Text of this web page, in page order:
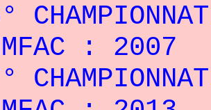
: 2007